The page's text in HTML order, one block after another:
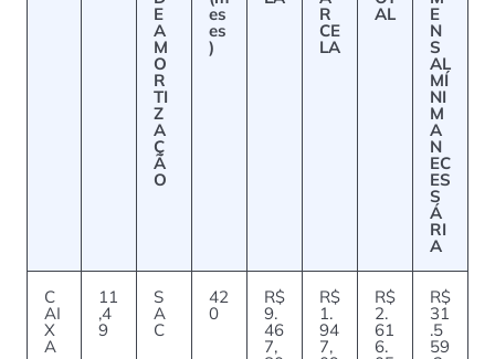
E
A
M
O
R
TI
Z
A
Ç
Ã
O
es
es
)
R
CE
LA
AL E
N
S
AL
MÍ
NI
M
A
N
EC
ES
S
Á
RI
A
C
AI
X
A
11
,4
9
S
A
C
42
0
R$
9.
46
7,
R$
1.
94
7,
R$
2.
61
6.
R$
31
.5
59